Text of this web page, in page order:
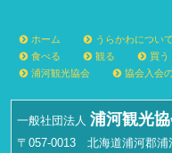
ー
シ
ョ
ン
ホーム うらかわについて
食べる
観る 買う
浦河観光協会
協会入会
一般社団法人 浦河観光
〒057-0013 北海道浦河郡浦